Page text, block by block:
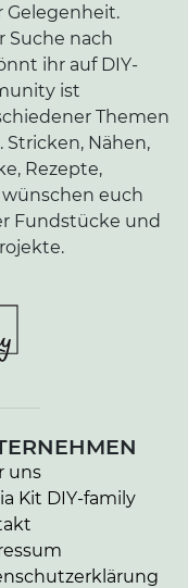
Gelegenheit.
Suche nach
ihr auf DIY-
ist
Themen
Stricken, Nähen,
Rezepte,
euch
Fundstücke und
uns
Kit DIY-family